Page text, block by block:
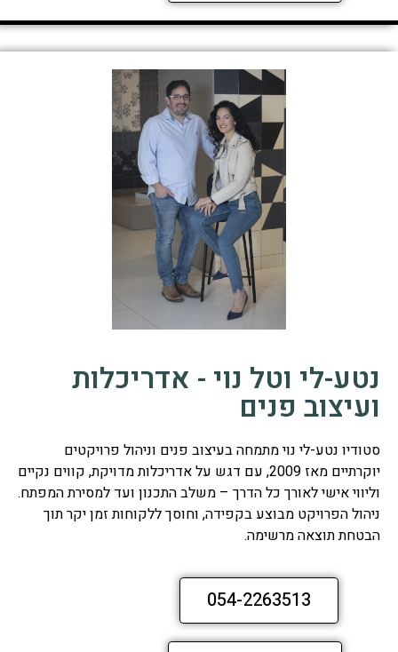
נטע-לי וטל נוי - אדריכלות
ועיצוב פנים
סטודיו נטע-לי נוי מתמחה בעיצוב פנים וניהול פרויקטים
יוקרתיים מאז 2009, עם דגש על אדריכלות מדויקת, קווים נקיים
וליווי אישי לאורך כל הדרך – משלב התכנון ועד למסירת המפתח.
ניהול הפרויקט מבוצע בקפידה, וחוסך ללקוחות זמן יקר תוך
הבטחת תוצאה מרשימה.
054-2263513